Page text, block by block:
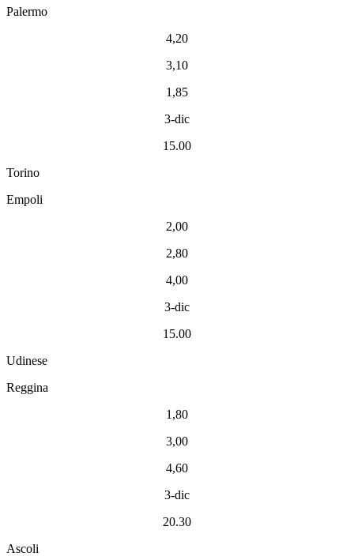
Palermo
4,20
3,10
1,85
3-dic
15.00
Torino
Empoli
2,00
2,80
4,00
3-dic
15.00
Udinese
Reggina
1,80
3,00
4,60
3-dic
20.30
Ascoli